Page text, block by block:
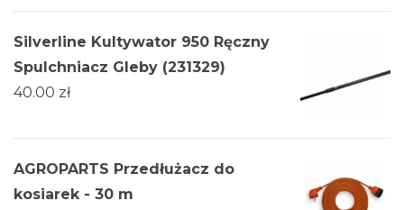
Silverline Kultywator 950 Ręczny
Spulchniacz Gleby (231329)
40.00 zł
AGROPARTS Przedłużacz do
kosiarek - 30 m